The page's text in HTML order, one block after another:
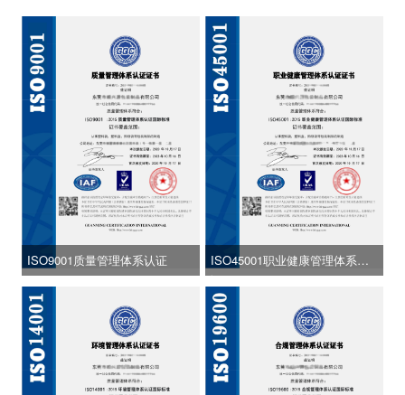
ISO9001质量管理体系认证
ISO45001职业健康管理体系认
证